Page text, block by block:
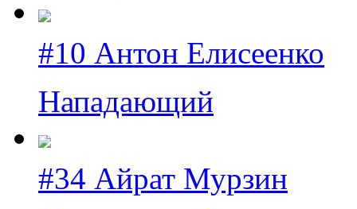
#10 Антон Елисеенко
Нападающий
#34 Айрат Мурзин